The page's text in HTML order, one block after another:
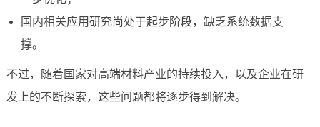
国内相关应用研究尚处于起步阶段，缺乏系统数据支
撑。
不过，随着国家对高端材料产业的持续投入，以及企业在研
发上的不断探索，这些问题都将逐步得到解决。